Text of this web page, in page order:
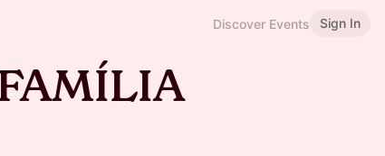
Discover Events Sign In